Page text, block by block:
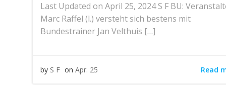
Last Updated on April 25, 2024 S F BU:
Marc Raffel (l.) versteht sich bestens mit
Bundestrainer Jan Velthuis […]
by S F on Apr. 25 Read